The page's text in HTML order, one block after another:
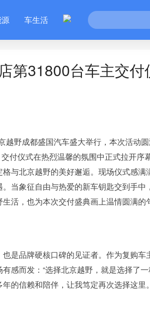
车生活
第31800台车主交付
野成都盛国汽车盛大举行，本次活动
付仪式在热烈温馨的氛围中正式拉开序
与北京越野的美好邂逅。现场仪式感满
当象征自由与热爱的新车钥匙交到手中
活，也为本次交付盛典画上温情圆满的
是品牌硬核口碑的见证者。作为复购车
感而发：“选择北京越野，就是选择了一
的信赖和陪伴，让我笃定再次选择这里